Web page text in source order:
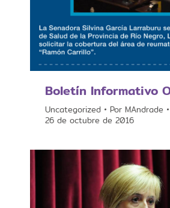
Boletín Informativo
Uncategorized Por MAndrade
26 de octubre de 2016